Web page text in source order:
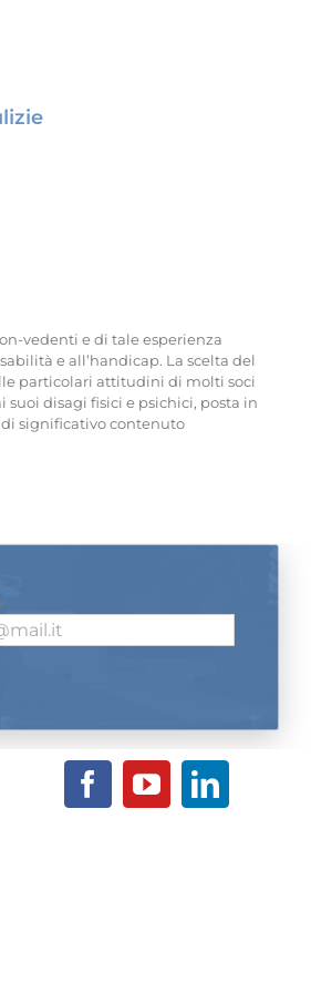
vedenti e di tale esperienza
e all’handicap. La scelta del
particolari attitudini di molti soci
disagi fisici e psichici, posta in
significativo contenuto